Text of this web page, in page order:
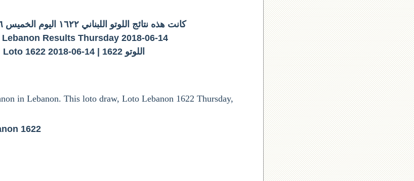
كانت هذه نتائج اللوتو اللبناني ١٦٢٢ اليوم الخميس ٦ أب ٢٠٢٦
Results Thursday 2018-06-14
اللوتو 1622 | Loto 1622 2018-06-14
in Lebanon. This loto draw, Loto Lebanon 1622 Thursday,
1622